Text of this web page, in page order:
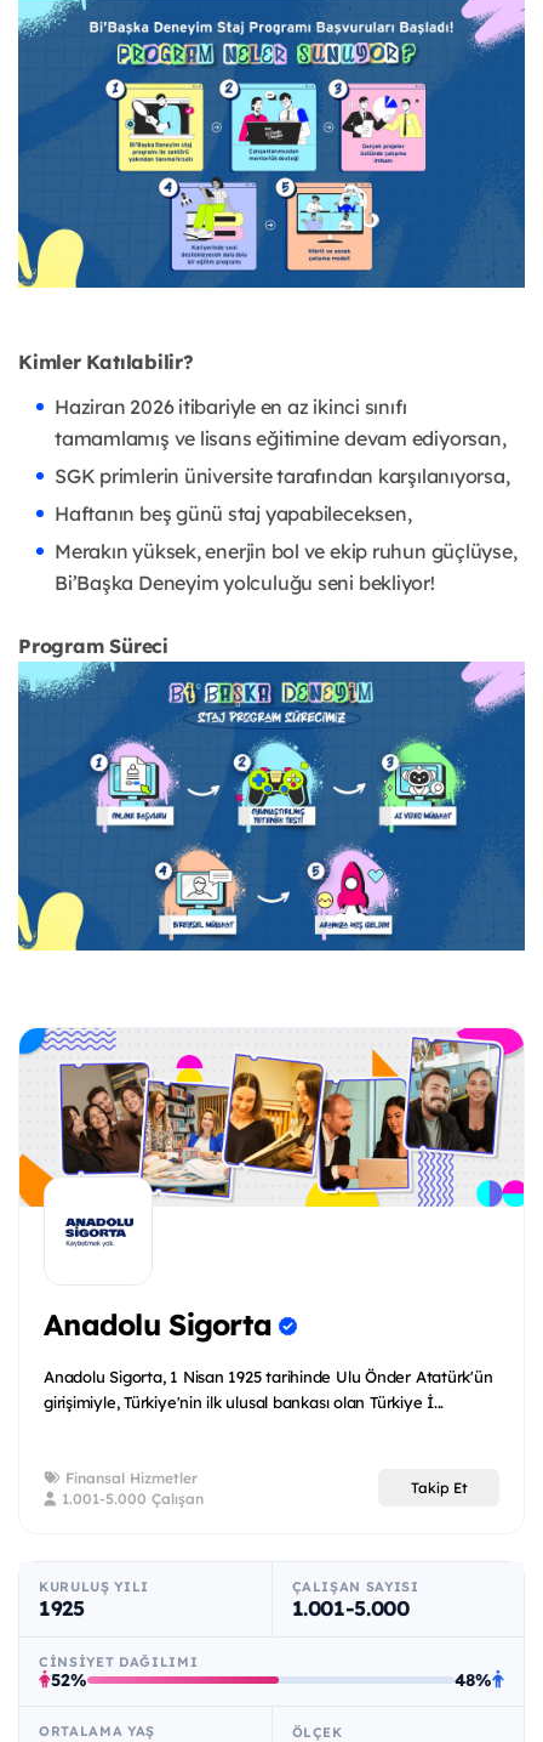
Kimler Katılabilir?
Haziran 2026 itibariyle en az ikinci sınıfı
tamamlamış ve lisans eğitimine devam ediyorsan,
SGK primlerin üniversite tarafından karşılanıyorsa,
Haftanın beş günü staj yapabileceksen,
Merakın yüksek, enerjin bol ve ekip ruhun güçlüyse,
Bi’Başka Deneyim yolculuğu seni bekliyor!
Program Süreci
Anadolu Sigorta
Anadolu Sigorta, 1 Nisan 1925 tarihinde Ulu Önder Atatürk'ün
girişimiyle, Türkiye'nin ilk ulusal bankası olan Türkiye İ...
Finansal Hizmetler
1.001-5.000 Çalışan
Takip Et
KURULUŞ YILI
1925
ÇALIŞAN SAYISI
1.001-5.000
CINSIYET DAĞILIMI
52% 48%
ORTALAMA YAŞ ÖLÇEK